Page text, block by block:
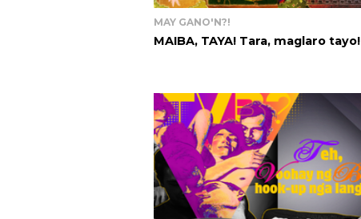
MAY GANO'N?!
MAIBA, TAYA! Tara, maglaro tayo!